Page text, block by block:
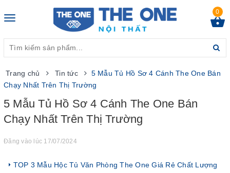
Toggle
0
Trang chủ Tin tức
5 Mẫu Tủ Hồ Sơ 4 Cánh The One Bán
Chạy Nhất Trên Thị Trường
5 Mẫu Tủ Hồ Sơ 4 Cánh The One Bán
Chạy Nhất Trên Thị Trường
Đăng vào lúc 17/07/2024
TOP 3 Mẫu Hộc Tủ Văn Phòng The One Giá Rẻ Chất Lượng